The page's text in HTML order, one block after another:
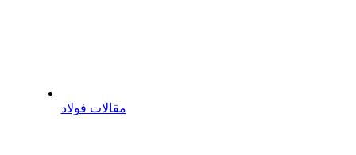
مقالات فولاد